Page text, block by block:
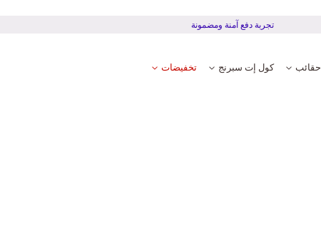
تجربة دفع آمنة ومضمونة
حقائب كول إت سبرنج تخفيضات